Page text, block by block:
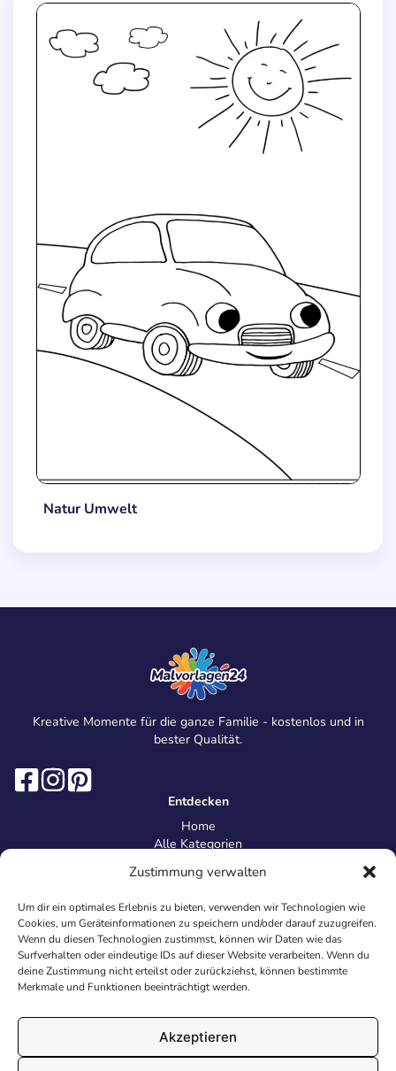
Zustimmung verwalten
Um dir ein optimales Erlebnis zu bieten, verwenden wir Technologien wie
Cookies, um Geräteinformationen zu speichern und/oder darauf zuzugreifen.
Wenn du diesen Technologien zustimmst, können wir Daten wie das
Surfverhalten oder eindeutige IDs auf dieser Website verarbeiten. Wenn du
deine Zustimmung nicht erteilst oder zurückziehst, können bestimmte
Merkmale und Funktionen beeinträchtigt werden.
Akzeptieren
Natur Umwelt
Kreative Momente für die ganze Familie - kostenlos und in
bester Qualität.
Entdecken
Home
Alle Kategorien
Information
Über uns
Kontakt
Inhaltsrichtlinien
Recht & Datenschutz
Impressum
AGB
Cookies